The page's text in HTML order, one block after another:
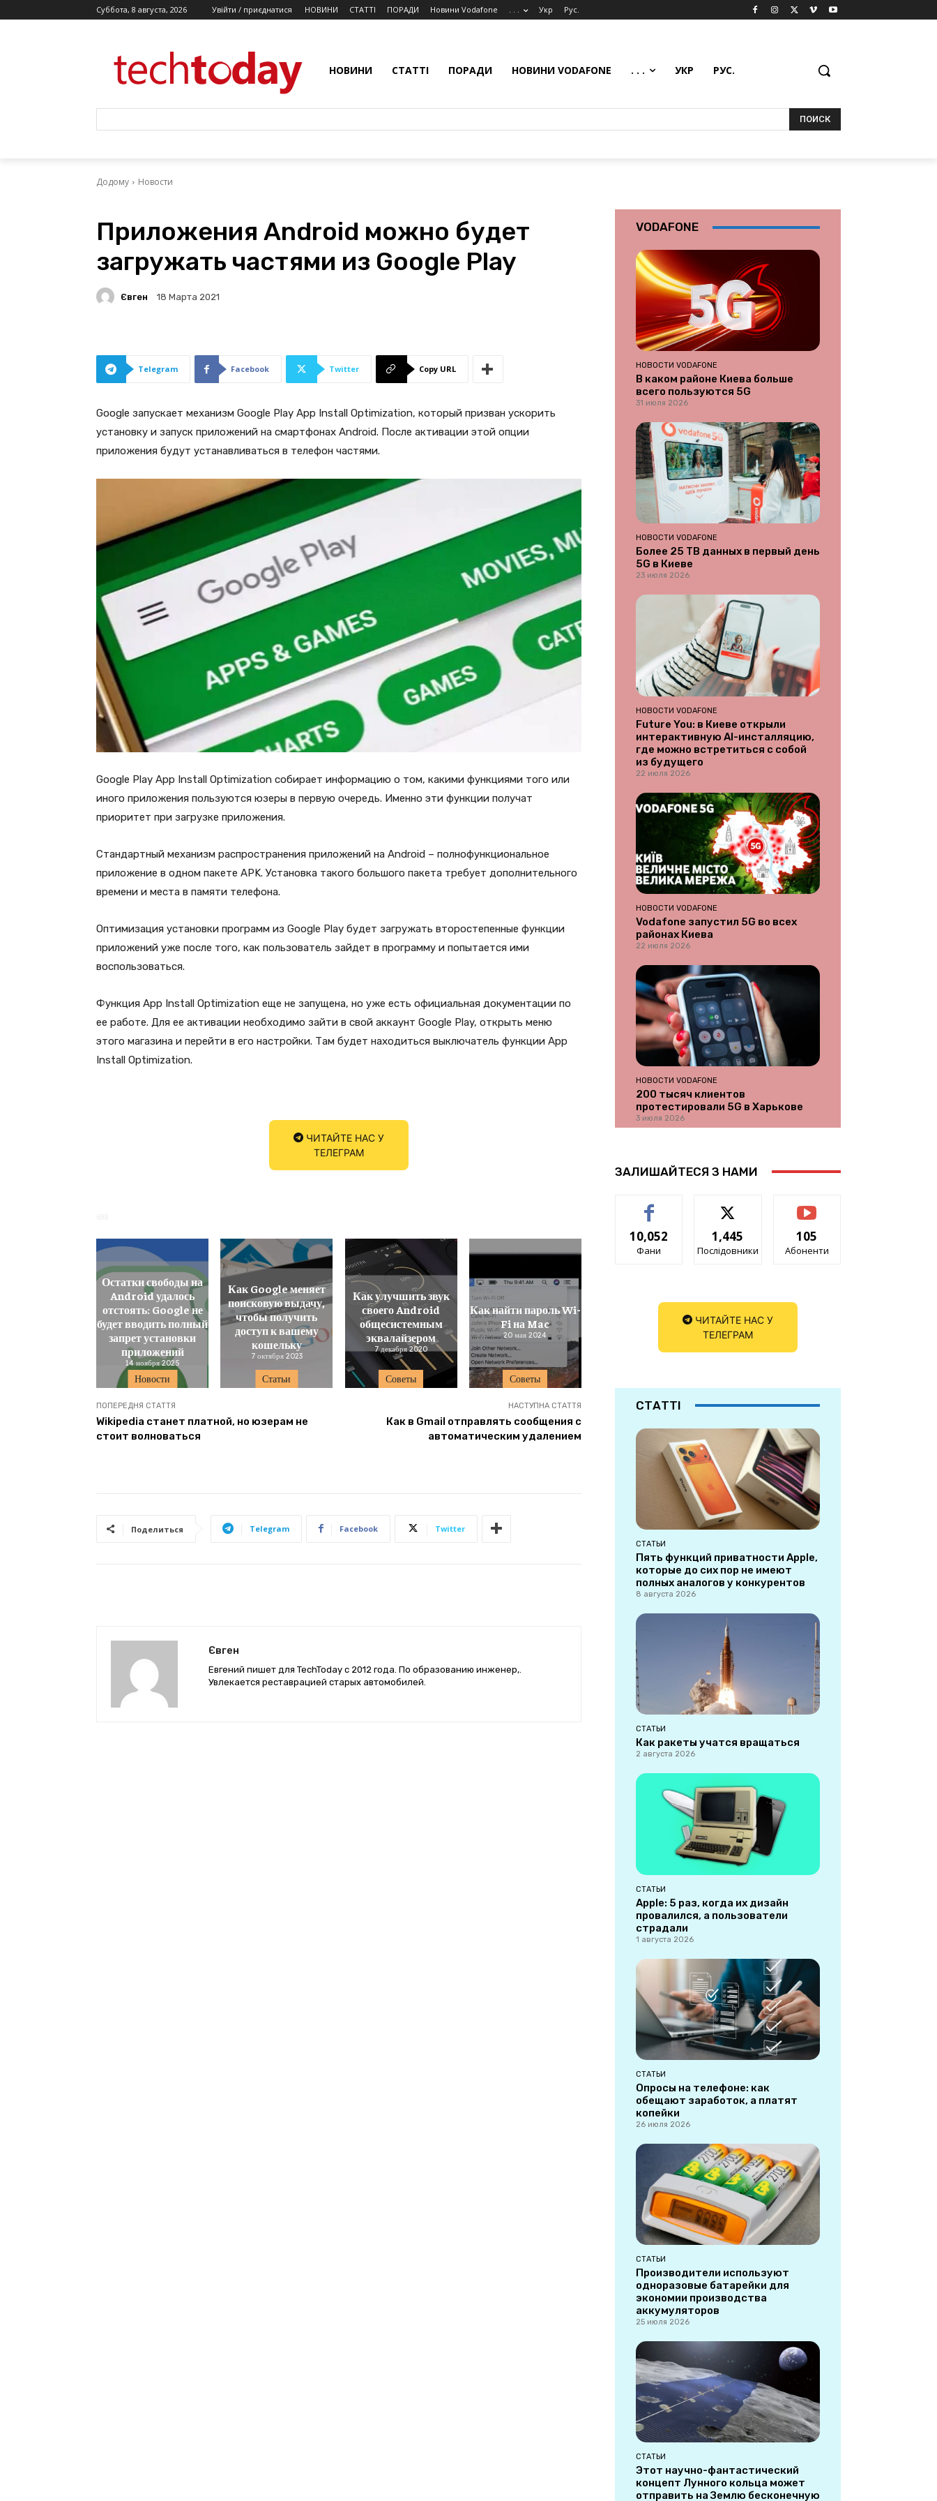
Суббота, 8 августа, 2026 Увійти / приєднатися НОВИНИ СТАТТІ ПОРАДИ Новини Vodafone . . . Укр Рус.
НОВИНИ СТАТТІ ПОРАДИ НОВИНИ VODAFONE . . . УКР РУС.
ПОИСК
Додому Новости
Приложения Android можно будет
загружать частями из Google Play
Євген 18 Марта 2021
Telegram Facebook Twitter Copy URL
Google запускает механизм Google Play App Install Optimization, который призван ускорить
установку и запуск приложений на смартфонах Android. После активации этой опции
приложения будут устанавливаться в телефон частями.
Google Play App Install Optimization собирает информацию о том, какими функциями того или
иного приложения пользуются юзеры в первую очередь. Именно эти функции получат
приоритет при загрузке приложения.
Стандартный механизм распространения приложений на Android – полнофункциональное
приложение в одном пакете APK. Установка такого большого пакета требует дополнительного
времени и места в памяти телефона.
Оптимизация установки программ из Google Play будет загружать второстепенные функции
приложений уже после того, как пользователь зайдет в программу и попытается ими
воспользоваться.
Функция App Install Optimization еще не запущена, но уже есть официальная документации по
ее работе. Для ее активации необходимо зайти в свой аккаунт Google Play, открыть меню
этого магазина и перейти в его настройки. Там будет находиться выключатель функции App
Install Optimization.
ЧИТАЙТЕ НАС У
ТЕЛЕГРАМ
Новости
Остатки свободы на
Android удалось
отстоять: Google не
будет вводить полный
запрет установки
приложений
14 ноября 2025
Статьи
Как Google меняет
поисковую выдачу,
чтобы получить
доступ к вашему
кошельку
7 октября 2023
Советы
Как улучшить звук
своего Android
общесистемным
эквалайзером
7 декабря 2020
Советы
Как найти пароль Wi-
Fi на Mac
20 мая 2024
ПОПЕРЕДНЯ СТАТТЯ
Wikipedia станет платной, но юзерам не
стоит волноваться
НАСТУПНА СТАТТЯ
Как в Gmail отправлять сообщения с
автоматическим удалением
Поделиться Telegram Facebook Twitter
Євген
Евгений пишет для TechToday с 2012 года. По образованию инженер,.
Увлекается реставрацией старых автомобилей.
VODAFONE
НОВОСТИ VODAFONE
В каком районе Киева больше
всего пользуются 5G
31 июля 2026
НОВОСТИ VODAFONE
Более 25 ТВ данных в первый день
5G в Киеве
23 июля 2026
НОВОСТИ VODAFONE
Future You: в Киеве открыли
интерактивную AI-инсталляцию,
где можно встретиться с собой
из будущего
22 июля 2026
НОВОСТИ VODAFONE
Vodafone запустил 5G во всех
районах Киева
22 июля 2026
НОВОСТИ VODAFONE
200 тысяч клиентов
протестировали 5G в Харькове
3 июля 2026
ЗАЛИШАЙТЕСЯ З НАМИ
10,052
Фани
1,445
Послідовники
105
Абоненти
ЧИТАЙТЕ НАС У
ТЕЛЕГРАМ
СТАТТІ
СТАТЬИ
Пять функций приватности Apple,
которые до сих пор не имеют
полных аналогов у конкурентов
8 августа 2026
СТАТЬИ
Как ракеты учатся вращаться
2 августа 2026
СТАТЬИ
Apple: 5 раз, когда их дизайн
провалился, а пользователи
страдали
1 августа 2026
СТАТЬИ
Опросы на телефоне: как
обещают заработок, а платят
копейки
26 июля 2026
СТАТЬИ
Производители используют
одноразовые батарейки для
экономии производства
аккумуляторов
25 июля 2026
СТАТЬИ
Этот научно-фантастический
концепт Лунного кольца может
отправить на Землю бесконечную